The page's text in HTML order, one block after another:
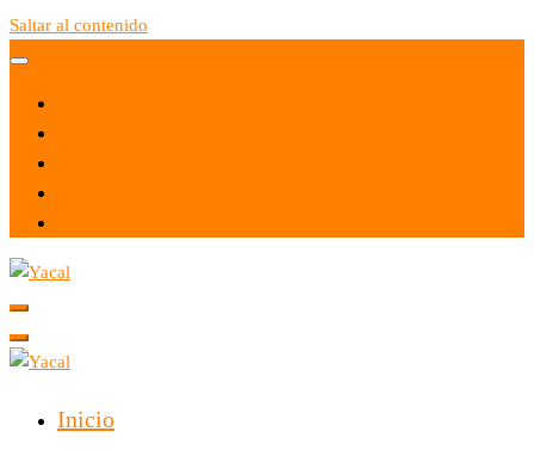
Saltar al contenido
Yacal micro hosting
Inicio